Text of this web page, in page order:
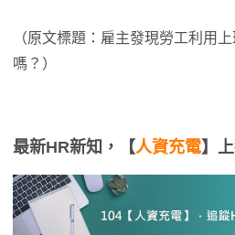
（原文標題：雇主發現勞工利用
嗎？）
最新HR新知，【人資充電】